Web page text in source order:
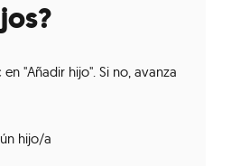
"Añadir hijo". Si no, avanza
hijo/a